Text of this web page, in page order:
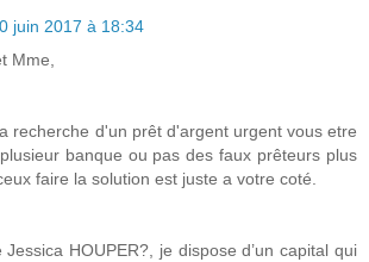
juin 2017 à 18:34
Mme,
recherche d'un prêt d'argent urgent vous etre
banque ou pas des faux prêteurs plus
faire la solution est juste a votre coté.
HOUPER?, je dispose d’un capital qui